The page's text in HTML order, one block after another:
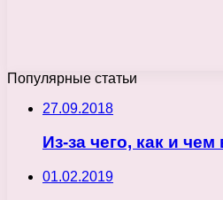
Популярные статьи
27.09.2018
Из-за чего, как и
01.02.2019